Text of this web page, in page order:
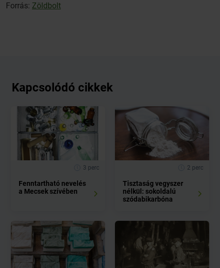
Forrás: Zöldbolt
Kapcsolódó cikkek
3 perc
Fenntartható nevelés
a Mecsek szívében
2 perc
Tisztaság vegyszer
nélkül: sokoldalú
szódabikarbóna